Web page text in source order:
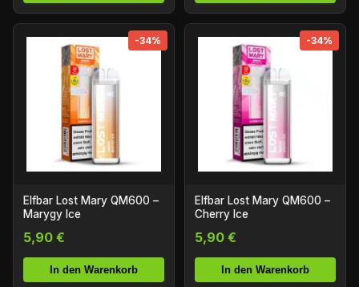
-34%
Elfbar Lost Mary QM600 –
Marygy Ice
5,90 €
In den Warenkorb
-34%
Elfbar Lost Mary QM600 –
Cherry Ice
5,90 €
In den Warenkorb